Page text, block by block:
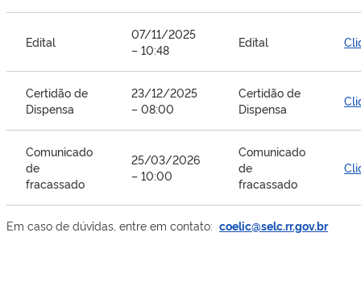
Edital
07/11/2025
– 10:48
Edital
Certidão de
Dispensa
23/12/2025
– 08:00
Certidão de
Dispensa
Comunicado
de
fracassado
25/03/2026
– 10:00
Comunicado
de
fracassado
Em caso de dúvidas, entre em contato: coelic@selc.rr.gov.br